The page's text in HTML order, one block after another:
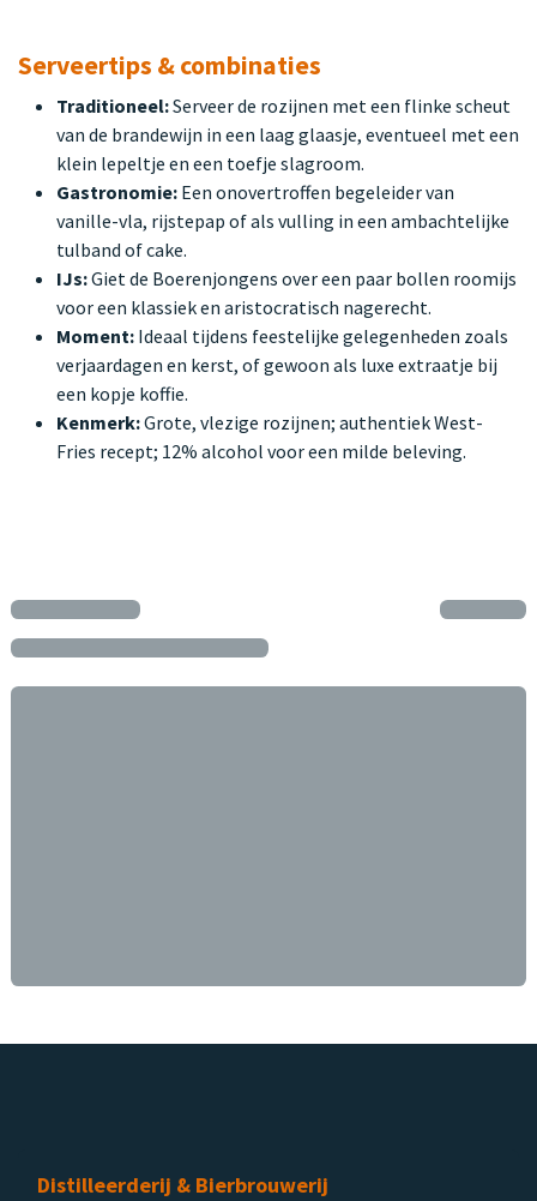
Serveertips & combinaties
Traditioneel:Serveer de rozijnen met een flinke scheut
van de brandewijn in een laag glaasje, eventueel met een
klein lepeltje en een toefje slagroom.
Gastronomie: Een onovertroffen begeleider van
vanille-vla, rijstepap of als vulling in een ambachtelijke
tulband of cake.
IJs:Giet de Boerenjongens over een paar bollen roomijs
voor een klassiek en aristocratisch nagerecht.
Moment: Ideaal tijdens feestelijke gelegenheden zoals
verjaardagen en kerst, of gewoon als luxe extraatje bij
een kopje koffie.
Kenmerk:Grote, vlezige rozijnen; authentiek West-
Fries recept; 12% alcohol voor een milde beleving.
Distilleerderij & Bierbrouwerij